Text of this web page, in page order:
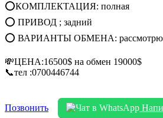
⭕КОМПЛЕКТАЦИЯ: полная
⭕ ПРИВОД ; задний
⭕ ВАРИАНТЫ ОБМЕНА: рассмотрю
💸ЦЕНА:16500$ на обмен 19000$
📞тел :0700446744
Позвонить